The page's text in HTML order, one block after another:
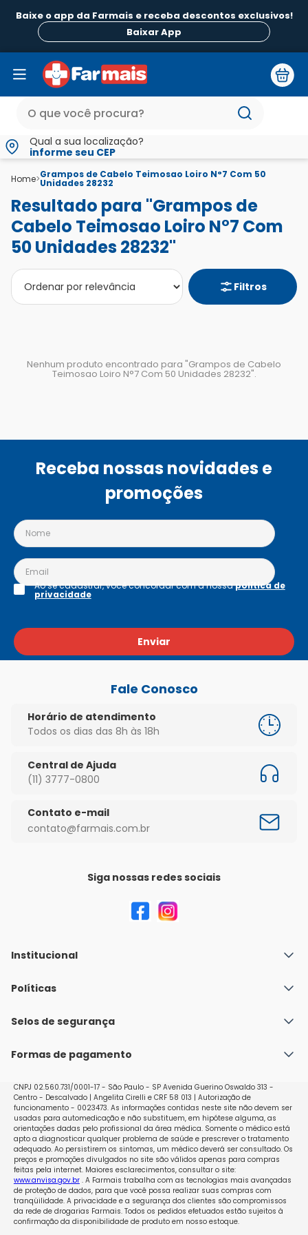
Baixe o app da Farmais e receba descontos exclusivos!
Baixar App
Qual a sua localização?
informe seu CEP
Home>Grampos de Cabelo Teimosao Loiro N°7 Com 50
Unidades 28232
Resultado para "Grampos de
Cabelo Teimosao Loiro N°7 Com
50 Unidades 28232"
Filtros
Nenhum produto encontrado para "Grampos de Cabelo
Teimosao Loiro N°7 Com 50 Unidades 28232".
Receba nossas novidades e
promoções
Enviar
Ao se cadastrar, você concordar com a nossapolítica de
privacidade
Fale Conosco
Horário de atendimento
Todos os dias das 8h às 18h
Central de Ajuda
(11) 3777-0800
Contato e-mail
contato@farmais.com.br
Siga nossas redes sociais
Institucional
Quem Somos
Nossas lojas
Políticas
Política de Envio
Políticas de Trocas e Devoluções
Selos de segurança
Formas de pagamento
CNPJ 02.560.731/0001-17 - São Paulo - SP Avenida Guerino Oswaldo 313 -
Centro - Descalvado | Angelita Cirelli e CRF 58 013 | Autorização de
funcionamento - 0023473. As informações contidas neste site não devem ser
usadas para automedicação e não substituem, em hipótese alguma, as
orientações dadas pelo profissional da área médica. Somente o médico está
apto a diagnosticar qualquer problema de saúde e prescrever o tratamento
adequado. Ao persistirem os sintomas, um médico deverá ser consultado. Os
preços e promoções divulgados no site são válidos apenas para compras
feitas pela internet. Maiores esclarecimentos, consultar o site:
www.anvisa.gov.br. A Farmais trabalha com as tecnologias mais avançadas
de proteção de dados, para que você possa realizar suas compras com
tranqüilidade. A privacidade e a segurança dos clientes são compromissos
da rede de drogarias Farmais. Todos os pedidos efetuados estão sujeitos à
confirmação da disponibilidade de produto em nosso estoque.